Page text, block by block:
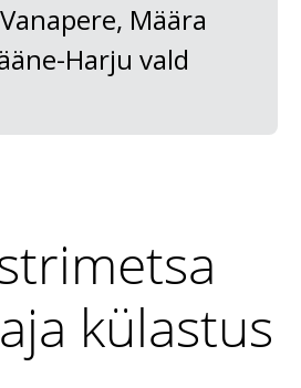
Määra
Harju vald
külastus